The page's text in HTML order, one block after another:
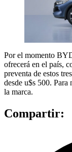
Por el momento
ofrecerá en el país,
preventa de estos
desde u$s 500. Para
la marca.
Compartir: